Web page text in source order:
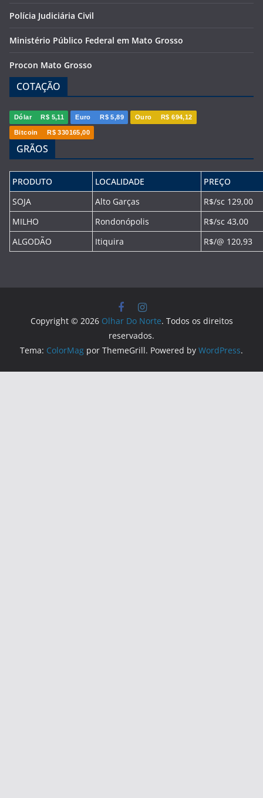
Polícia Judiciária Civil
Ministério Público Federal em Mato Grosso
Procon Mato Grosso
COTAÇÃO
Dólar R$ 5,11 Euro R$ 5,89 Ouro R$ 694,12
Bitcoin R$ 330165,00
GRÃOS
PRODUTO LOCALIDADE
PREÇO
SOJA
Alto Garças
R$/sc 129,00
MILHO
Rondonópolis
R$/sc 43,00
ALGODÃO
Itiquira R$/@ 120,93
Copyright © 2026 Olhar Do Norte. Todos os direitos
reservados.
Tema: ColorMag por ThemeGrill. Powered by WordPress.